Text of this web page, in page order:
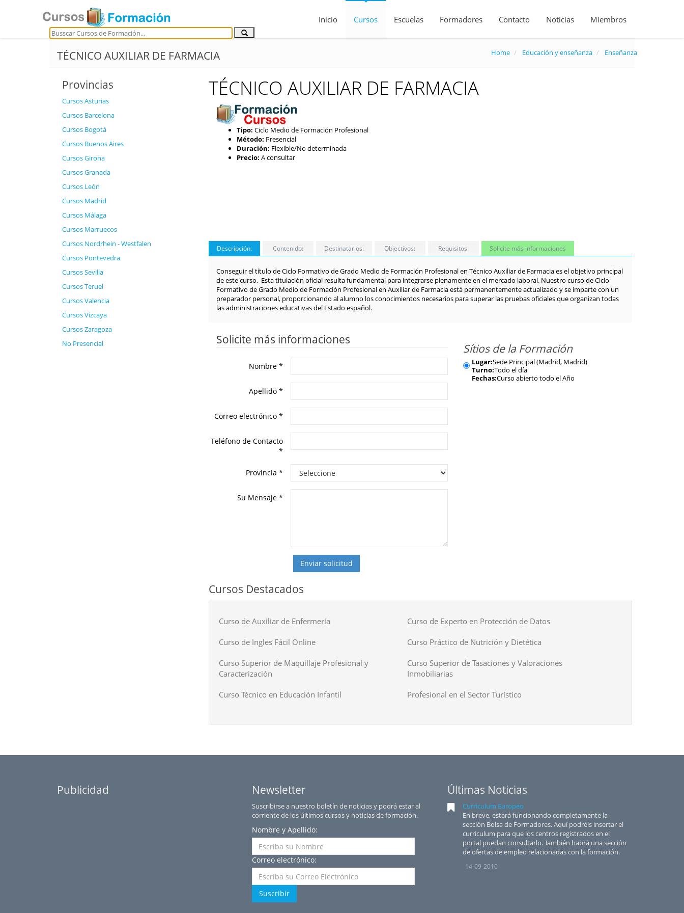
Inicio Cursos Escuelas Formadores Contacto Noticias Miembros
TÉCNICO AUXILIAR DE FARMACIA Home Educación y enseñanza Enseñanza
Provincias
Cursos Asturias
Cursos Barcelona
Cursos Bogotá
Cursos Buenos Aires
Cursos Girona
Cursos Granada
Cursos León
Cursos Madrid
Cursos Málaga
Cursos Marruecos
Cursos Nordrhein - Westfalen
Cursos Pontevedra
Cursos Sevilla
Cursos Teruel
Cursos Valencia
Cursos Vizcaya
Cursos Zaragoza
No Presencial
TÉCNICO AUXILIAR DE FARMACIA
Tipo: Ciclo Medio de Formación Profesional
Método: Presencial
Duración: Flexible/No determinada
Precio: A consultar
Descripción: Contenido: Destinatarios: Objectivos: Requisitos: Solicite más informaciones
Conseguir el título de Ciclo Formativo de Grado Medio de Formación Profesional en Técnico Auxiliar de Farmacia es el objetivo principal
de este curso. Esta titulación oficial resulta fundamental para integrarse plenamente en el mercado laboral. Nuestro curso de Ciclo
Formativo de Grado Medio de Formación Profesional en Auxiliar de Farmacia está permanentemente actualizado y se imparte con un
preparador personal, proporcionando al alumno los conocimientos necesarios para superar las pruebas oficiales que organizan todas
las administraciones educativas del Estado español.
Solicite más informaciones
Nombre*
Apellido*
Correo electrónico*
Teléfono de Contacto
*
Provincia*
Su Mensaje*
Enviar solicitud
Sítios de la Formación
Lugar:Sede Principal (Madrid, Madrid)
Turno:Todo el día
Fechas:Curso abierto todo el Año
Cursos Destacados
Curso de Auxiliar de Enfermería Curso de Experto en Protección de Datos
Curso de Ingles Fácil Online Curso Práctico de Nutrición y Dietética
Curso Superior de Maquillaje Profesional y
Caracterización
Curso Superior de Tasaciones y Valoraciones
Inmobiliarias
Curso Técnico en Educación Infantil Profesional en el Sector Turístico
Publicidad Newsletter
Suscribirse a nuestro boletín de noticias y podrá estar al
corriente de los últimos cursos y noticias de formación.
Nombre y Apellido:
Correo electrónico:
Suscribir
Últimas Noticias
Curriculum Europeo
En breve, estará funcionando completamente la
sección Bolsa de Formadores. Aquí podréis insertar el
curriculum para que los centros registrados en el
portal puedan consultarlo. También habrá una sección
de ofertas de empleo relacionadas con la formación.
14-09-2010